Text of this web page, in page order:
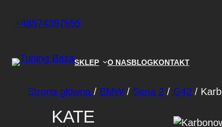
+48574397555
SKLEP O NASBLOGKONTAKT
Strona główna / BMW / Seria 2 / G42 /
KATE